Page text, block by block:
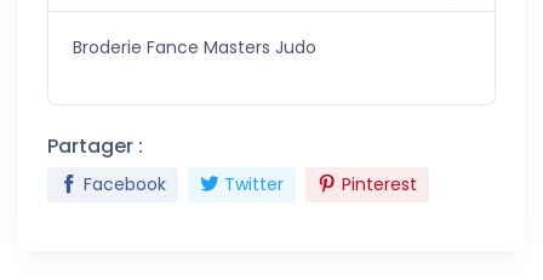
Broderie Fance Masters Judo
Partager :
Facebook Twitter Pinterest